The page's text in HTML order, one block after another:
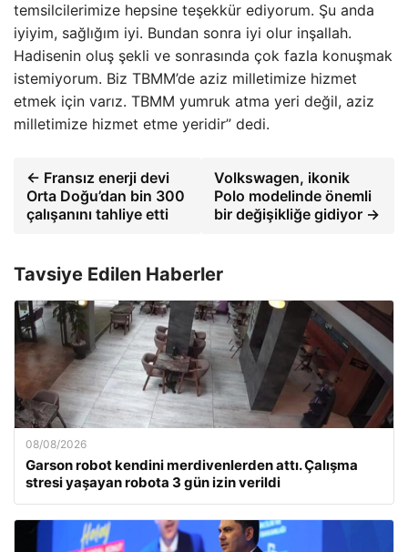
temsilcilerimize hepsine teşekkür ediyorum. Şu anda
iyiyim, sağlığım iyi. Bundan sonra iyi olur inşallah.
Hadisenin oluş şekli ve sonrasında çok fazla konuşmak
istemiyorum. Biz TBMM’de aziz milletimize hizmet
etmek için varız. TBMM yumruk atma yeri değil, aziz
milletimize hizmet etme yeridir” dedi.
← Fransız enerji devi
Orta Doğu’dan bin 300
çalışanını tahliye etti
Volkswagen, ikonik
Polo modelinde önemli
bir değişikliğe gidiyor →
Tavsiye Edilen Haberler
08/08/2026
Garson robot kendini merdivenlerden attı. Çalışma
stresi yaşayan robota 3 gün izin verildi